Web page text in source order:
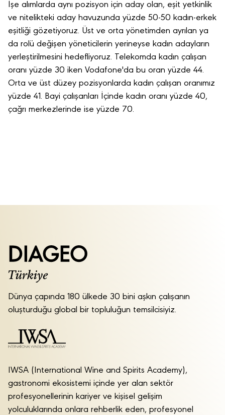
İşe alımlarda aynı pozisyon için aday olan, eşit yetkinlik
ve nitelikteki aday havuzunda yüzde 50-50 kadın-erkek
eşitliği gözetiyoruz. Üst ve orta yönetimden ayrılan ya
da rolü değişen yöneticilerin yerineyse kadın adayların
yerleştirilmesini hedefliyoruz. Telekomda kadın çalışan
oranı yüzde 30 iken Vodafone'da bu oran yüzde 44.
Orta ve üst düzey pozisyonlarda kadın çalışan oranımız
yüzde 41. Bayi çalışanları İçinde kadın oranı yüzde 40,
çağrı merkezlerinde ise yüzde 70.
Dünya çapında 180 ülkede 30 bini aşkın çalışanın
oluşturduğu global bir topluluğun temsilcisiyiz.
IWSA (International Wine and Spirits Academy),
gastronomi ekosistemi içinde yer alan sektör
profesyonellerinin kariyer ve kişisel gelişim
yolculuklarında onlara rehberlik eden, profesyonel